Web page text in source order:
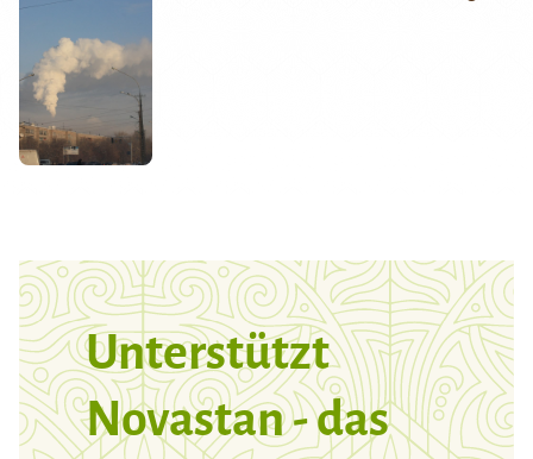
Unterstützt
Novastan - das